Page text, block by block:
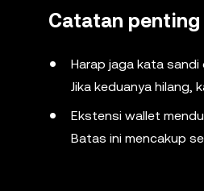
Catatan penting
Harap jaga kata
Jika keduanya hilang,
Ekstensi wallet
Batas ini mencakup